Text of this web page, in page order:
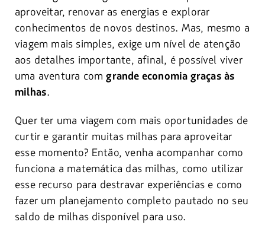
aproveitar, renovar as energias e explorar
conhecimentos de novos destinos. Mas, mesmo a
viagem mais simples, exige um nível de atenção
aos detalhes importante, afinal, é possível viver
uma aventura comgrande economia graças às
milhas.
Quer ter uma viagem com mais oportunidades de
curtir e garantir muitas milhas para aproveitar
esse momento? Então, venha acompanhar como
funciona a matemática das milhas, como utilizar
esse recurso para destravar experiências e como
fazer um planejamento completo pautado no seu
saldo de milhas disponível para uso.